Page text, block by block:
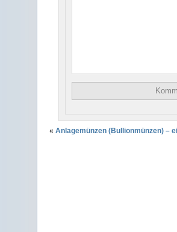
« Anlagemünzen (Bullionmünzen) –